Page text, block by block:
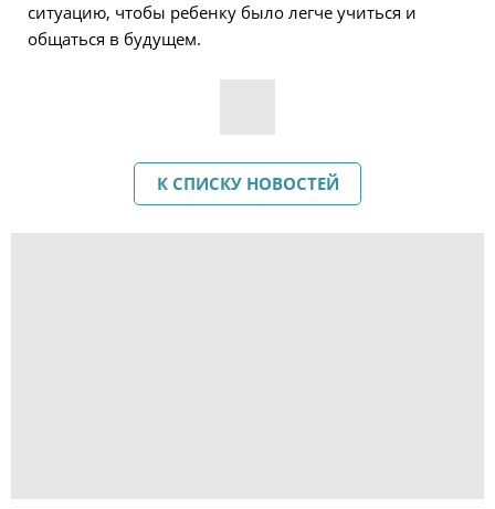
ситуацию, чтобы ребенку было легче учиться и
общаться в будущем.
К СПИСКУ НОВОСТЕЙ